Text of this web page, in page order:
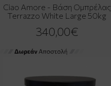
Ciao Amore - Βάση Ομπρέλας
Terrazzo White Large 50kg
340,00€